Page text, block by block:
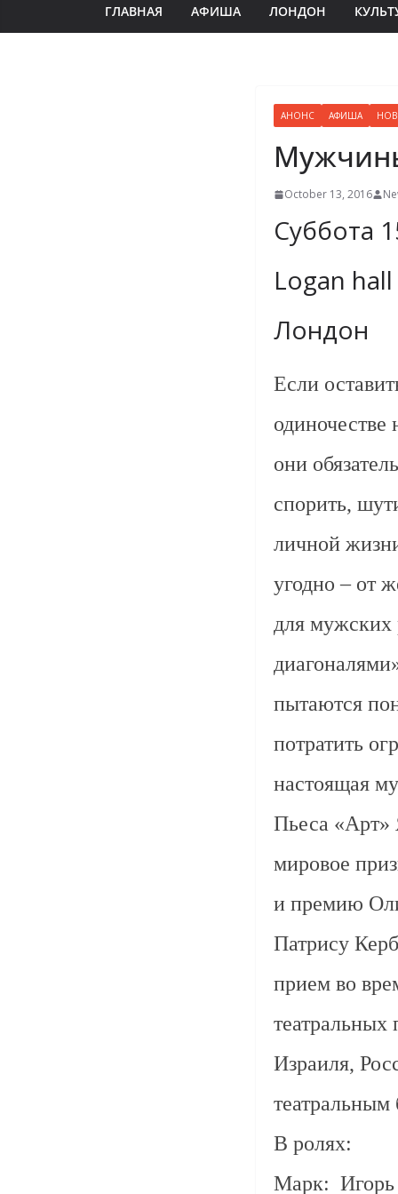
ГЛАВНАЯ АФИША ЛОНДОН
АНОНС АФИША
October 13, 2016
Суббота
Logan hall
Лондон
Если
одиночестве
они
спорить,
личной
угодно – от
для мужских
пытаются
потратить
настоящая
Пьеса «Арт»
мировое
и премию
Патрису
прием во
Израиля,
театральным
В ролях:
Марк: Игорь